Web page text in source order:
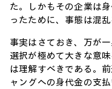
た。しかもその企業は
ったために、事態は混乱
事実はさておき、万が
選択が極めて大きな意
は理解すべきである。
ャングへの身代金の支